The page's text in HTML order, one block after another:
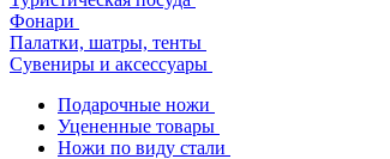
Фонари
Палатки, шатры, тенты
Сувениры и аксессуары
Подарочные ножи
Уцененные товары
Ножи по виду стали